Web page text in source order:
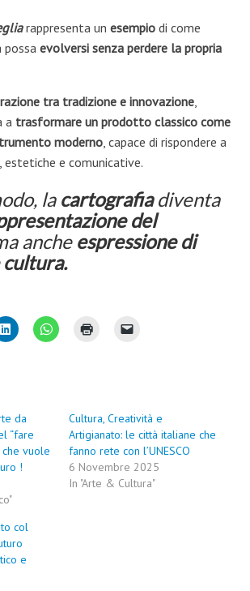
rappresenta un esempio di come
possa evolversi senza perdere la propria
tra tradizione e innovazione
a trasformare un prodotto classico come
moderno , capace di rispondere a
estetiche e comunicative.
lacartografiadiventa
del
ancheespressione di
da
“fare
che vuole
!
Cultura, Creatività e
Artigianato: le città italiane che
fanno rete con l’UNESCO
6 Novembre 2025
In "Arte & Cultura"
col
e